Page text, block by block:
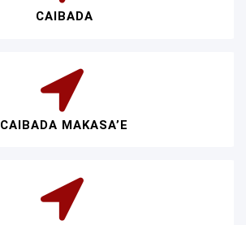
CAIBADA
CAIBADA MAKASA’E